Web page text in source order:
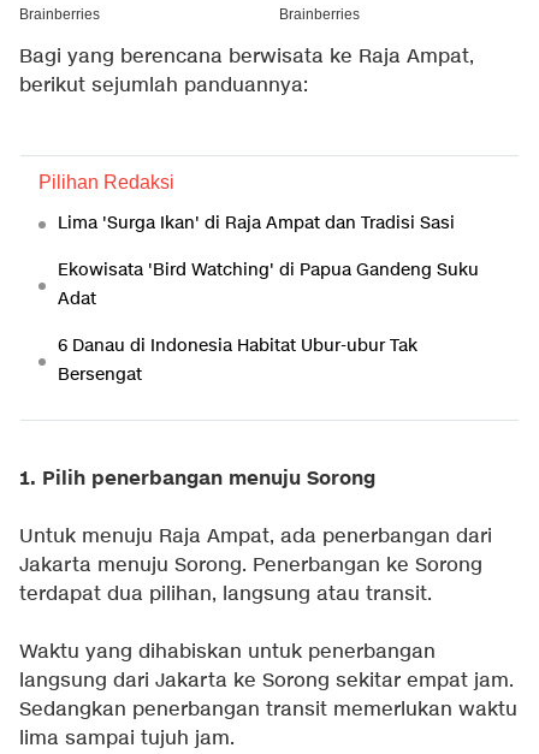
Bagi yang berencana berwisata ke Raja Ampat,
berikut sejumlah panduannya:
Pilihan Redaksi
Lima 'Surga Ikan' di Raja Ampat dan Tradisi Sasi
Ekowisata 'Bird Watching' di Papua Gandeng Suku
Adat
6 Danau di Indonesia Habitat Ubur-ubur Tak
Bersengat
1. Pilih penerbangan menuju Sorong
Untuk menuju Raja Ampat, ada penerbangan dari
Jakarta menuju Sorong. Penerbangan ke Sorong
terdapat dua pilihan, langsung atau transit.
Waktu yang dihabiskan untuk penerbangan
langsung dari Jakarta ke Sorong sekitar empat jam.
Sedangkan penerbangan transit memerlukan waktu
lima sampai tujuh jam.